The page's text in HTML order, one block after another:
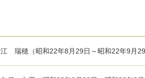
瑞穂（昭和22年8月29日～昭和22年9月29